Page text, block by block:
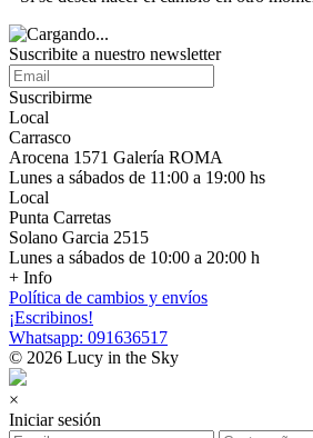
Suscribite a nuestro newsletter
Suscribirme
Local
Carrasco
Arocena 1571 Galería ROMA
Lunes a sábados de 11:00 a 19:00 hs
Local
Punta Carretas
Solano Garcia 2515
Lunes a sábados de 10:00 a 20:00 h
+ Info
Política de cambios y envíos
¡Escribinos!
Whatsapp: 091636517
© 2026 Lucy in the Sky
×
Iniciar sesión